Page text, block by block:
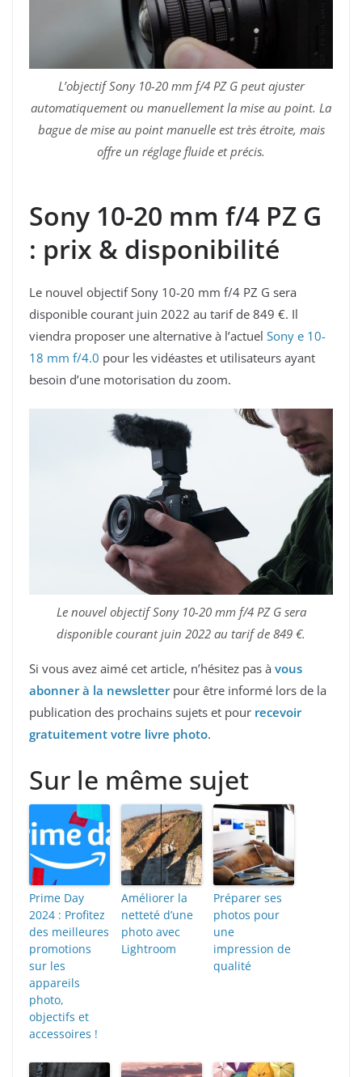
L’objectif Sony 10-20 mm f/4 PZ G peut ajuster
automatiquement ou manuellement la mise au point. La
bague de mise au point manuelle est très étroite, mais
offre un réglage fluide et précis.
Sony 10-20 mm f/4 PZ G
: prix & disponibilité
Le nouvel objectif Sony 10-20 mm f/4 PZ G sera
disponible courant juin 2022 au tarif de 849 €. Il
viendra proposer une alternative à l’actuel Sony e 10-
18 mm f/4.0 pour les vidéastes et utilisateurs ayant
besoin d’une motorisation du zoom.
Le nouvel objectif Sony 10-20 mm f/4 PZ G sera
disponible courant juin 2022 au tarif de 849 €.
Si vous avez aimé cet article, n’hésitez pas à vous
abonner à la newsletterpour être informé lors de la
publication des prochains sujets et pour recevoir
gratuitement votre livre photo.
Sur le même sujet
Prime Day
2024 : Profitez
des meilleures
promotions
sur les
appareils
photo,
objectifs et
accessoires !
Améliorer la
netteté d’une
photo avec
Lightroom
Préparer ses
photos pour
une
impression de
qualité